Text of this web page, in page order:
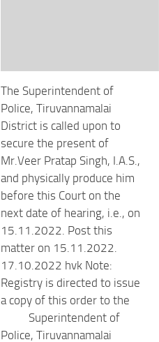
The Superintendent of
Police, Tiruvannamalai
District is called upon to
secure the present of
Mr.Veer Pratap Singh, I.A.S.,
and physically produce him
before this Court on the
next date of hearing, i.e., on
15.11.2022. Post this
matter on 15.11.2022.
17.10.2022 hvk Note:
Registry is directed to issue
a copy of this order to the
Superintendent of
Police, Tiruvannamalai